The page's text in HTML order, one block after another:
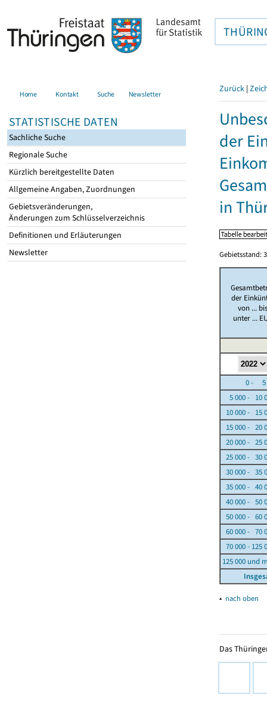
Home Kontakt Suche Newsletter
STATISTISCHE DATEN
Sachliche Suche
Regionale Suche
Kürzlich bereitgestellte Daten
Allgemeine Angaben, Zuordnungen
Gebietsveränderungen,
Änderungen zum Schlüsselverzeichnis
Definitionen und Erläuterungen
Newsletter
Zurück |
der
in
Gebietsstand:
der
von ...
unter ...
0 - 5
5 000 - 10
10 000 - 15
15 000 - 20
20 000 - 25
25 000 - 30
30 000 - 35
35 000 - 40
40 000 - 50
50 000 - 60
60 000 - 70
70 000 - 125
125 000 und
▴ nach oben
Das